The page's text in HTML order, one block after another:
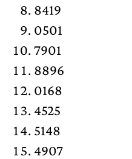
8419
0501
7901
8896
0168
4525
5148
4907